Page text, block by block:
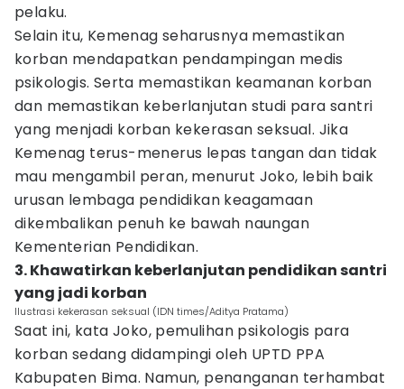
pelaku.
Selain itu, Kemenag seharusnya memastikan
korban mendapatkan pendampingan medis
psikologis. Serta memastikan keamanan korban
dan memastikan keberlanjutan studi para santri
yang menjadi korban kekerasan seksual. Jika
Kemenag terus-menerus lepas tangan dan tidak
mau mengambil peran, menurut Joko, lebih baik
urusan lembaga pendidikan keagamaan
dikembalikan penuh ke bawah naungan
Kementerian Pendidikan.
3. Khawatirkan keberlanjutan pendidikan santri
yang jadi korban
Ilustrasi kekerasan seksual (IDN times/Aditya Pratama)
Saat ini, kata Joko, pemulihan psikologis para
korban sedang didampingi oleh UPTD PPA
Kabupaten Bima. Namun, penanganan terhambat